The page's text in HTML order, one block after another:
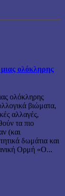
μιας ολόκληρης
ολόκληρης
βιώματα,
αλλαγές,
τα πιο
(και
δωμάτια και
Ορμή «Ο...